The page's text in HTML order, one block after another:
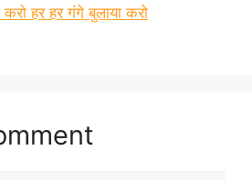
हर हर गंगे बुलाया करो